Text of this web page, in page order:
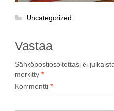
Uncategorized
Vastaa
Sähköpostiosoitettasi ei
merkitty *
Kommentti *